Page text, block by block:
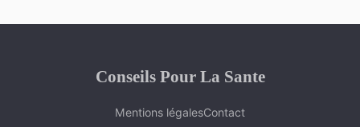
Conseils Pour La Sante
Mentions légalesContact